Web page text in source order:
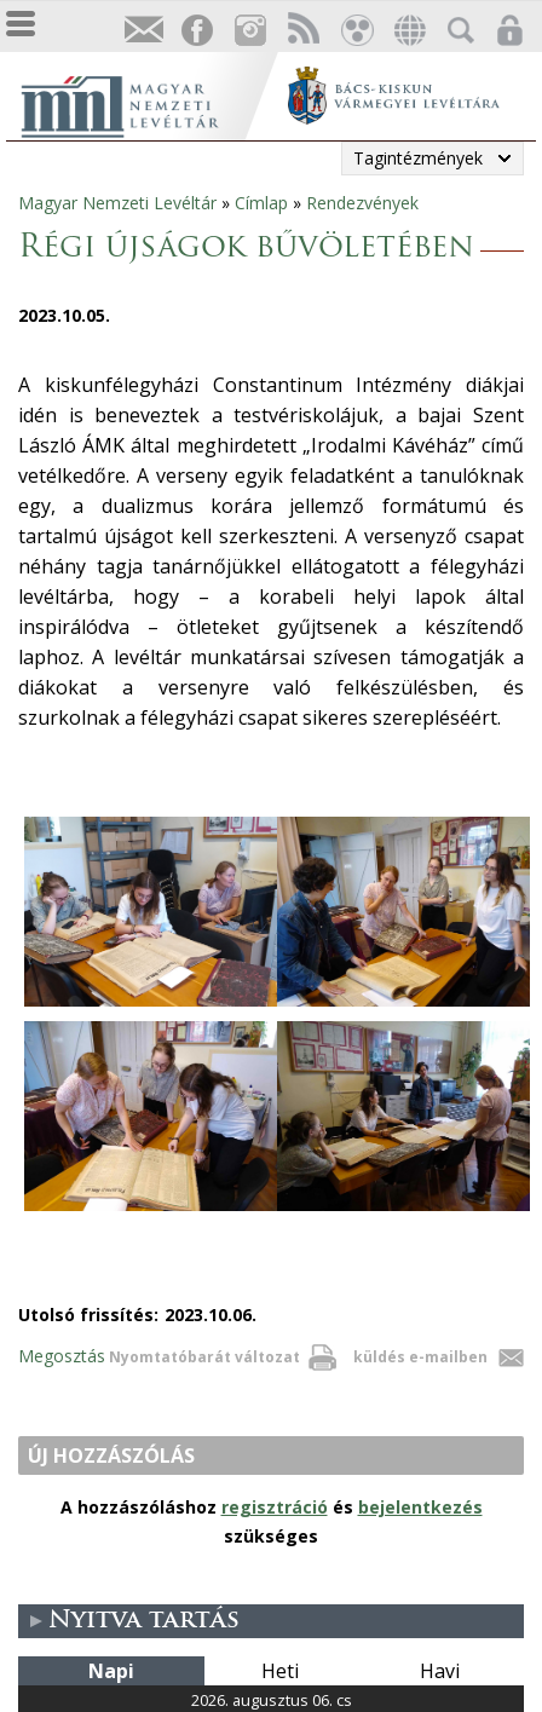
Tagintézmények
Jelenlegi
hely
Magyar Nemzeti Levéltár » Címlap » Rendezvények
Régi újságok bűvöletében
2023.10.05.
A kiskunfélegyházi Constantinum Intézmény diákjai
idén is beneveztek a testvériskolájuk, a bajai Szent
László ÁMK által meghirdetett „Irodalmi Kávéház” című
vetélkedőre. A verseny egyik feladatként a tanulóknak
egy, a dualizmus korára jellemző formátumú és
tartalmú újságot kell szerkeszteni. A versenyző csapat
néhány tagja tanárnőjükkel ellátogatott a félegyházi
levéltárba, hogy – a korabeli helyi lapok által
inspirálódva – ötleteket gyűjtsenek a készítendő
laphoz. A levéltár munkatársai szívesen támogatják a
diákokat a versenyre való felkészülésben, és
szurkolnak a félegyházi csapat sikeres szerepléséért.
Utolsó frissítés: 2023.10.06.
Nyomtatóbarát változat küldés e-mailben
Megosztás
ÚJ HOZZÁSZÓLÁS
A hozzászóláshoz regisztráció és bejelentkezés
szükséges
Nyitva tartás
Napi Heti Havi
2026. augusztus 06. cs